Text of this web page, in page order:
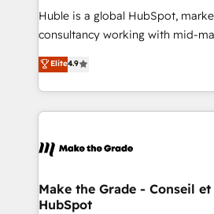
WooCommerce 💲 Stripe or
Netsuite 🤖 Google or Microsoft
the rare Advanced "Custom
Accreditation, securely sync data
new HubSpot portal with
CRM Migrations using our in-
Huble is a global HubSpot,
consultancy working with mid-
businesses. We go beyond implementation, shaping
the strategy, processes, and
HubSpot into a genuine growth
HubSpot's Global Partner of the
worldwide, and with over 15
One company, one operating
across offices and consulting
Elite4.9
Make the Grade - Conseil
HubSpot